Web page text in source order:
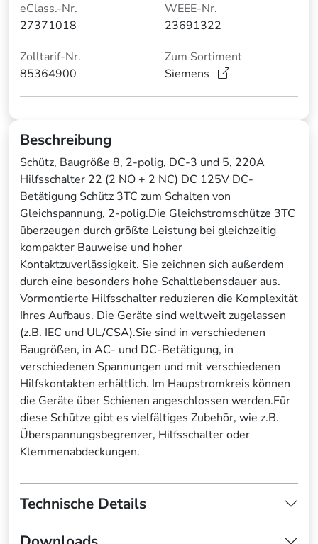
eClass.-Nr.
27371018
WEEE-Nr.
23691322
Zolltarif-Nr.
85364900
Zum Sortiment
Siemens
Beschreibung
Schütz, Baugröße 8, 2-polig, DC-3 und 5, 220A
Hilfsschalter 22 (2 NO + 2 NC) DC 125V DC-
Betätigung Schütz 3TC zum Schalten von
Gleichspannung, 2-polig.Die Gleichstromschütze 3TC
überzeugen durch größte Leistung bei gleichzeitig
kompakter Bauweise und hoher
Kontaktzuverlässigkeit. Sie zeichnen sich außerdem
durch eine besonders hohe Schaltlebensdauer aus.
Vormontierte Hilfsschalter reduzieren die Komplexität
Ihres Aufbaus. Die Geräte sind weltweit zugelassen
(z.B. IEC und UL/CSA).Sie sind in verschiedenen
Baugrößen, in AC- und DC-Betätigung, in
verschiedenen Spannungen und mit verschiedenen
Hilfskontakten erhältlich. Im Haupstromkreis können
die Geräte über Schienen angeschlossen werden.Für
diese Schütze gibt es vielfältiges Zubehör, wie z.B.
Überspannungsbegrenzer, Hilfsschalter oder
Klemmenabdeckungen.
Technische Details